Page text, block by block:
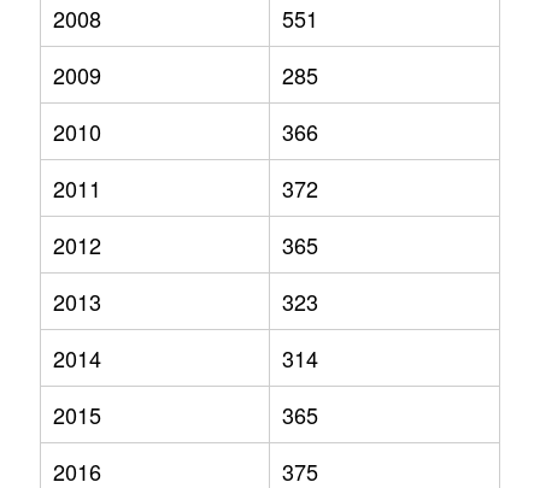
2008
551
2009
285
2010
366
2011
372
2012
365
2013
323
2014
314
2015
365
2016
375